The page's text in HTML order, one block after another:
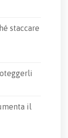
staccare
il